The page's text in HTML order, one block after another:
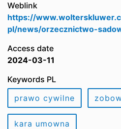
Weblink
https://
pl/news/orzecznictwo-
Access date
2024-03-11
Keywords PL
prawo cywilne
kara umowna